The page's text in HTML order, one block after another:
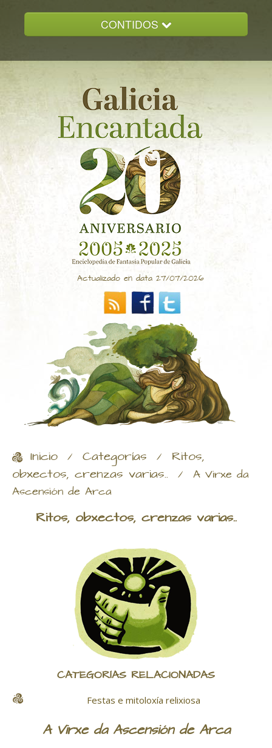
CONTIDOS
GALICIA ENCANTADA
DOCUMENTACION
NOVAS
CONTACTO
Actualizado en data 27/07/2026
Inicio / Categorías / Ritos,
obxectos, crenzas varias.. / A Virxe da
Ascensión de Arca
Ritos, obxectos, crenzas varias..
CATEGORÍAS RELACIONADAS
Festas e mitoloxía relixiosa
A Virxe da Ascensión de Arca